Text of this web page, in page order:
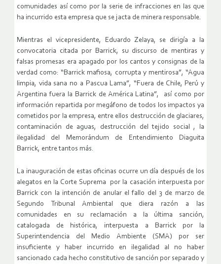
comunidades así como por la serie de infracciones en las que
ha incurrido esta empresa que se jacta de minera responsable.
Mientras el vicepresidente, Eduardo Zelaya, se dirigía a la
convocatoria citada por Barrick, su discurso de mentiras y
falsas promesas era apagado por los cantos y consignas de la
verdad como: “Barrick mafiosa, corrupta y mentirosa”, “Agua
limpia, vida sana no a Pascua Lama”, “Fuera de Chile, Perú y
Argentina fuera la Barrick de América Latina”, así como por
información repartida por megáfono de todos los impactos ya
cometidos por la empresa, entre ellos destrucción de glaciares,
contaminación de aguas, destrucción del tejido social , la
ilegalidad del Memorándum de Entendimiento Diaguita
Barrick, entre tantos más.
La inauguración de estas oficinas ocurre un día después de los
alegatos en la Corte Suprema por la casación interpuesta por
Barrick con la intención de anular el fallo del 3 de marzo de
Segundo Tribunal Ambiental que diera razón a las
comunidades en su reclamación a la última sanción,
catalogada de histórica, interpuesta a Barrick por la
Superintendencia del Medio Ambiente (SMA) por ser
insuficiente y haber incurrido en ilegalidad al no haber
sancionado cada hecho constitutivo de sanción por separado y